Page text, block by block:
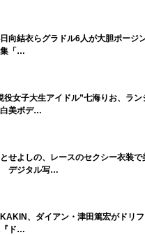
向結衣らグラドル6人が大胆ポージ
「…
役女子大生アイドル”七海りお、ラン
美ボデ…
せよしの、レースのセクシー衣装で
デジタル写…
、ダイアン・津田篤宏がドリ
ド…